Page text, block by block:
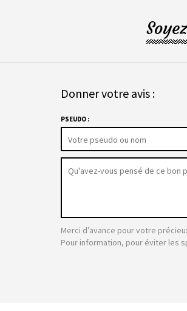
Donner votre avis :
PSEUDO :
Merci d’avance pour votre
Pour information, pour éviter les